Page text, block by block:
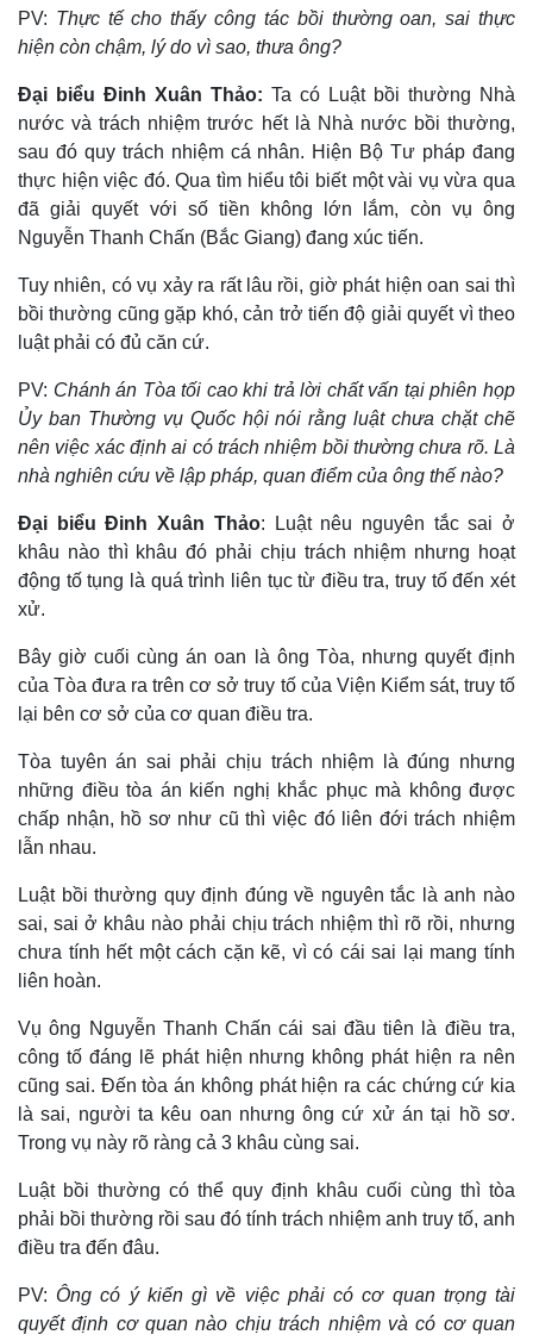
Thế giới
Cuộc sống đó đây
Hồ sơ
Multimedia
Ảnh
E-Magazine
PV: Thực tế cho thấy công tác bồi thường oan, sai thực
hiện còn chậm, lý do vì sao, thưa ông?
Đại biểu Đinh Xuân Thảo: Ta có Luật bồi thường Nhà
nước và trách nhiệm trước hết là Nhà nước bồi thường,
sau đó quy trách nhiệm cá nhân. Hiện Bộ Tư pháp đang
thực hiện việc đó. Qua tìm hiểu tôi biết một vài vụ vừa qua
đã giải quyết với số tiền không lớn lắm, còn vụ ông
Nguyễn Thanh Chấn (Bắc Giang) đang xúc tiến.
Tuy nhiên, có vụ xảy ra rất lâu rồi, giờ phát hiện oan sai thì
bồi thường cũng gặp khó, cản trở tiến độ giải quyết vì theo
luật phải có đủ căn cứ.
PV: Chánh án Tòa tối cao khi trả lời chất vấn tại phiên họp
Ủy ban Thường vụ Quốc hội nói rằng luật chưa chặt chẽ
nên việc xác định ai có trách nhiệm bồi thường chưa rõ. Là
nhà nghiên cứu về lập pháp, quan điểm của ông thế nào?
Đại biểu Đinh Xuân Thảo: Luật nêu nguyên tắc sai ở
khâu nào thì khâu đó phải chịu trách nhiệm nhưng hoạt
động tố tụng là quá trình liên tục từ điều tra, truy tố đến xét
xử.
Bây giờ cuối cùng án oan là ông Tòa, nhưng quyết định
của Tòa đưa ra trên cơ sở truy tố của Viện Kiểm sát, truy tố
lại bên cơ sở của cơ quan điều tra.
Tòa tuyên án sai phải chịu trách nhiệm là đúng nhưng
những điều tòa án kiến nghị khắc phục mà không được
chấp nhận, hồ sơ như cũ thì việc đó liên đới trách nhiệm
lẫn nhau.
Luật bồi thường quy định đúng về nguyên tắc là anh nào
sai, sai ở khâu nào phải chịu trách nhiệm thì rõ rồi, nhưng
chưa tính hết một cách cặn kẽ, vì có cái sai lại mang tính
liên hoàn.
Vụ ông Nguyễn Thanh Chấn cái sai đầu tiên là điều tra,
công tố đáng lẽ phát hiện nhưng không phát hiện ra nên
cũng sai. Đến tòa án không phát hiện ra các chứng cứ kia
là sai, người ta kêu oan nhưng ông cứ xử án tại hồ sơ.
Trong vụ này rõ ràng cả 3 khâu cùng sai.
Luật bồi thường có thể quy định khâu cuối cùng thì tòa
phải bồi thường rồi sau đó tính trách nhiệm anh truy tố, anh
điều tra đến đâu.
PV: Ông có ý kiến gì về việc phải có cơ quan trọng tài
quyết định cơ quan nào chịu trách nhiệmvà có cơ quan